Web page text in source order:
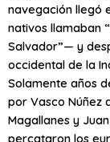
navegación llegó
nativos llamaban
Salvador”— y
occidental de la
Solamente años
por Vasco Núñez
Magallanes y
percataron los